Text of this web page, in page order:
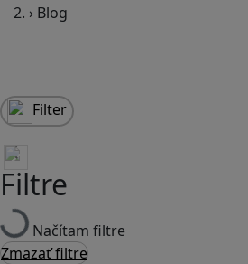
› Blog
Filter
Filtre
Načítam filtre
Zmazať filtre